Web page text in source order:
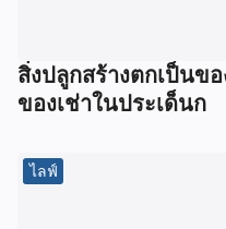
สิ่งปลูกสร้างตกเป็นข
ของเช่าในประเด็นก
ไลฟ์